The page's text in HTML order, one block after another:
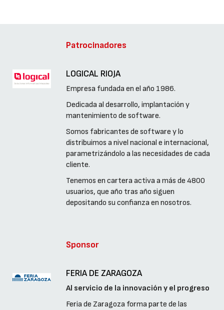
Patrocinadores
LOGICAL RIOJA
Empresa fundada en el año 1986.
Dedicada al desarrollo, implantación y
mantenimiento de software.
Somos fabricantes de software y lo
distribuimos a nivel nacional e internacional,
parametrizándolo a las necesidades de cada
cliente.
Tenemos en cartera activa a más de 4800
usuarios, que año tras año siguen
depositando su confianza en nosotros.
Sponsor
FERIA DE ZARAGOZA
Al servicio de la innovación y el progreso
Feria de Zaragoza forma parte de las